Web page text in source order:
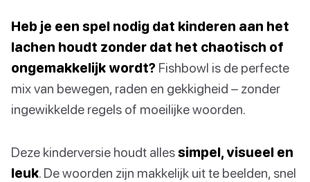
Heb je een spel nodig dat kinderen aan het
lachen houdt zonder dat het chaotisch of
ongemakkelijk wordt? Fishbowl is de perfecte
mix van bewegen, raden en gekkigheid – zonder
ingewikkelde regels of moeilijke woorden.
Deze kinderversie houdt allessimpel, visueel en
leuk. De woorden zijn makkelijk uit te beelden, snel